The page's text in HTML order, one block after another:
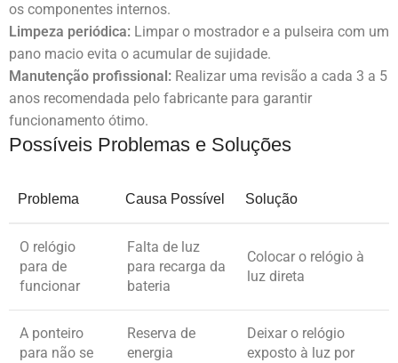
os componentes internos.
Limpeza periódica: Limpar o mostrador e a pulseira com um
pano macio evita o acumular de sujidade.
Manutenção profissional: Realizar uma revisão a cada 3 a 5
anos recomendada pelo fabricante para garantir
funcionamento ótimo.
Possíveis Problemas e Soluções
Problema Causa Possível Solução
O relógio
para de
funcionar
Falta de luz
para recarga da
bateria
Colocar o relógio à
luz direta
A ponteiro
para não se
Reserva de
energia
Deixar o relógio
exposto à luz por